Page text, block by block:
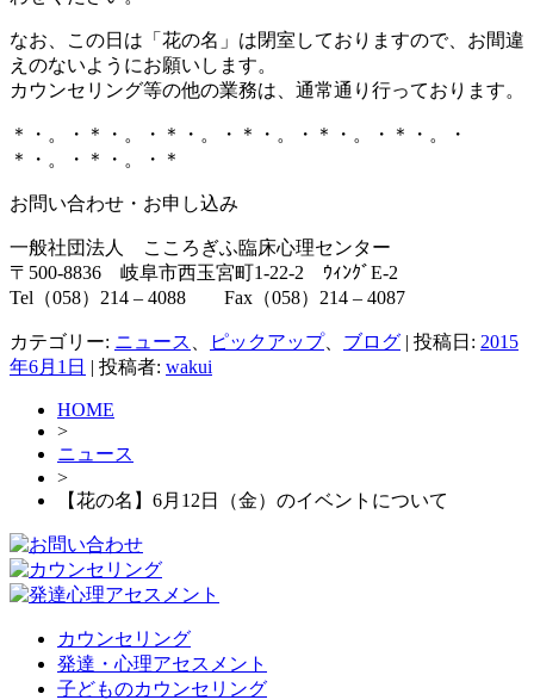
なお、この日は「花の名」は閉室しておりますので、お間違
えのないようにお願いします。
カウンセリング等の他の業務は、通常通り行っております。
＊・。・＊・。・＊・。・＊・。・＊・。・＊・。・
＊・。・＊・。・＊
お問い合わせ・お申し込み
一般社団法人 こころぎふ臨床心理センター
〒500-8836 岐阜市西玉宮町1-22-2 ｳｨﾝｸﾞE-2
Tel（058）214 – 4088 Fax（058）214 – 4087
カテゴリー: ニュース ピックアップ、 ブログ | 投稿日: 2015
年6月1日 | 投稿者: wakui
HOME
>
ニュース
>
【花の名】6月12日（金）のイベントについて
カウンセリング
発達・心理アセスメント
子どものカウンセリング